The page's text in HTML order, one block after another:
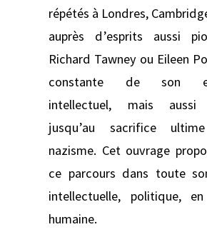
répétés à Londres,
auprès d’esprits aussi
Richard Tawney ou Eileen
constante de son
intellectuel, mais aussi
jusqu’au sacrifice
nazisme. Cet ouvrage
ce parcours dans toute
intellectuelle, politique,
humaine.